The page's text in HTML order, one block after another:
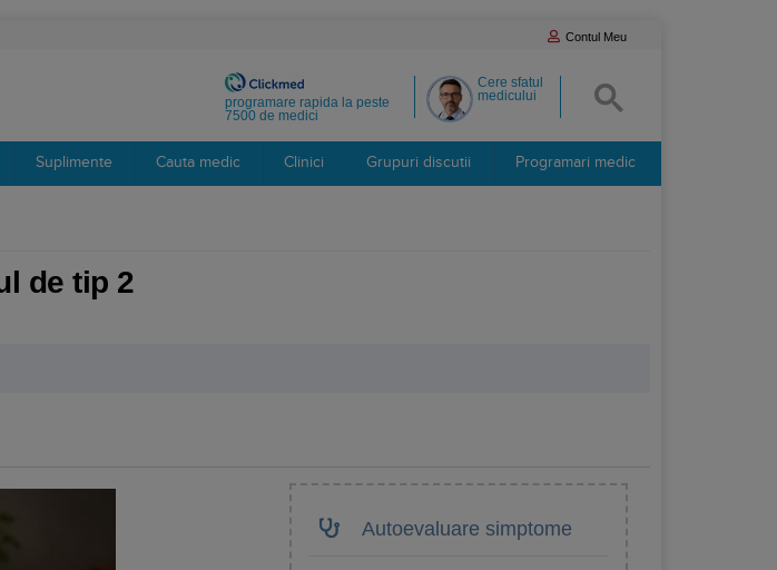
Contul Meu
Cere sfatul
medicului
programare rapida la peste
7500 de medici
Suplimente Cauta medic Clinici Grupuri discutii Programari medic
de tip 2
Autoevaluare simptome